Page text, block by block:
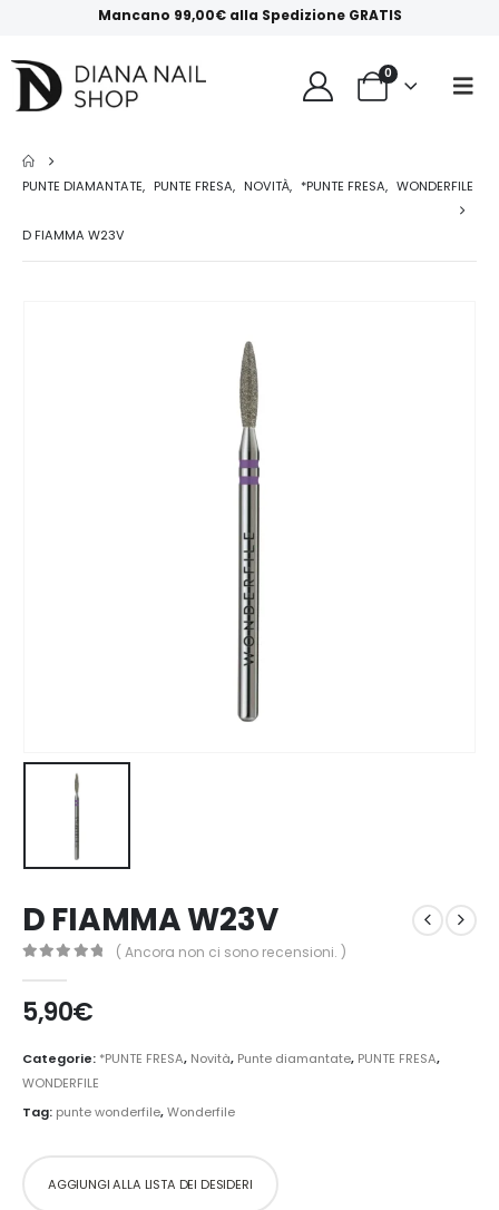
Mancano 99,00€alla Spedizione GRATIS
0
PUNTE DIAMANTATE, PUNTE FRESA, NOVITÀ, *PUNTE FRESA, WONDERFILE
D FIAMMA W23V
D FIAMMA W23V
( Ancora non ci sono recensioni. )
5,90€
Categorie: *PUNTE FRESA, Novità, Punte diamantate, PUNTE FRESA,
WONDERFILE
Tag: punte wonderfile,Wonderfile
AGGIUNGI ALLA LISTA DEI DESIDERI